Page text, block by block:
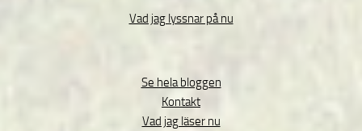
Vad jag lyssnar på nu
Se hela bloggen
Kontakt
Vad jag läser nu